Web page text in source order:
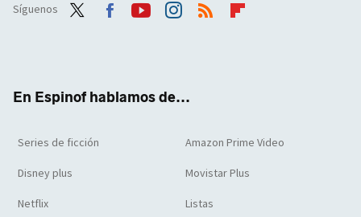
Síguenos
En Espinof hablamos de...
Series de ficción Amazon Prime Video
Disney plus Movistar Plus
Netflix Listas